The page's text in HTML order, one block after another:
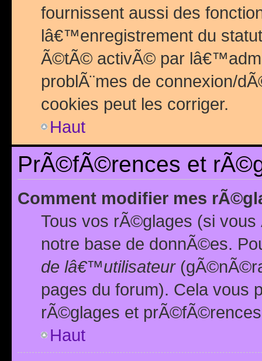
fournissent aussi des
lâ€™enregistrement du
Ã©tÃ© activÃ© par
problÃ¨mes de connexion/
cookies peut les corriger.
Haut
PrÃ©fÃ©rences et
Comment modifier mes
Tous vos rÃ©glages (si
notre base de donnÃ©es.
de lâ€™utilisateur
pages du forum). Cela vous
rÃ©glages et
Haut